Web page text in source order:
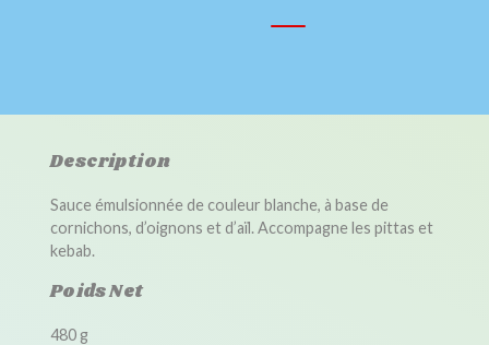
Description
Sauce émulsionnée de couleur blanche, à base de
cornichons, d’oignons et d’aïl. Accompagne les pittas et
kebab.
Poids Net
480 g